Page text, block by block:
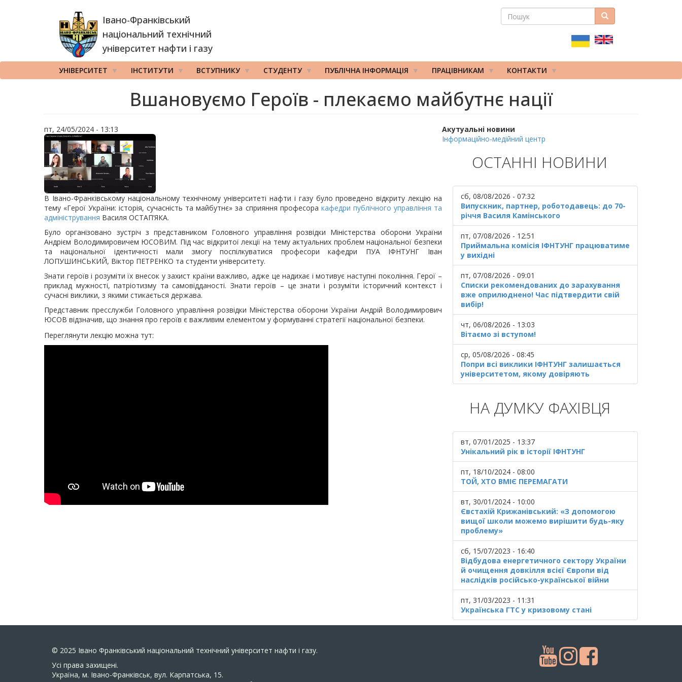
Івано-Франківський
національний технічний
університет нафти і газу
ПОШУКОВА
ПОШУК Пошук
УНІВЕРСИТЕТ ІНСТИТУТИ ВСТУПНИКУ СТУДЕНТУ ПУБЛІЧНА ІНФОРМАЦІЯ ПРАЦІВНИКАМ КОНТАКТИ
Вшановуємо Героїв - плекаємо майбутнє нації
пт, 24/05/2024 - 13:13
В Івано-Франківському національному технічному університеті нафти і газу було проведено відкриту лекцію на
тему «Герої України: історія, сучасність та майбутнє» за сприяння професора кафедри публічного управління та
адміністрування Василя ОСТАП’ЯКА.
Було організовано зустріч з представником Головного управління розвідки Міністерства оборони України
Андрієм Володимировичем ЮСОВИМ. Під час відкритої лекції на тему актуальних проблем національної безпеки
та національної ідентичності мали змогу поспілкуватися професори кафедри ПУА ІФНТУНГ Іван
ЛОПУШИНСЬКИЙ, Віктор ПЕТРЕНКО та студенти університету.
Знати героїв і розуміти їх внесок у захист країни важливо, адже це надихає і мотивує наступні покоління. Герої –
приклад мужності, патріотизму та самовідданості. Знати героїв – це знати і розуміти історичний контекст і
сучасні виклики, з якими стикається держава.
Представник пресслужби Головного управління розвідки Міністерства оборони України Андрій Володимирович
ЮСОВ відзначив, що знання про героїв є важливим елементом у формуванні стратегії національної безпеки.
Переглянути лекцію можна тут:
Акутуальні новини
Інформаційно-медійний центр
ОСТАННІ НОВИНИ
сб, 08/08/2026 - 07:32
Випускник, партнер, роботодавець: до 70-
річчя Василя Камінського
пт, 07/08/2026 - 12:51
Приймальна комісія ІФНТУНГ працюватиме
у вихідні
пт, 07/08/2026 - 09:01
Списки рекомендованих до зарахування
вже оприлюднено! Час підтвердити свій
вибір!
чт, 06/08/2026 - 13:03
Вітаємо зі вступом!
ср, 05/08/2026 - 08:45
Попри всі виклики ІФНТУНГ залишається
університетом, якому довіряють
НА ДУМКУ ФАХІВЦЯ
вт, 07/01/2025 - 13:37
Унікальний рік в історії ІФНТУНГ
пт, 18/10/2024 - 08:00
ТОЙ, ХТО ВМІЄ ПЕРЕМАГАТИ
вт, 30/01/2024 - 10:00
Євстахій Крижанівський: «З допомогою
вищої школи можемо вирішити будь-яку
проблему»
сб, 15/07/2023 - 16:40
Відбудова енергетичного сектору України
й очищення довкілля всієї Європи від
наслідків російсько-української війни
пт, 31/03/2023 - 11:31
Українська ГТС у кризовому стані
© 2025 Івано Франківський національний технічний університет нафти і газу.
Усi права захищенi.
Україна, м. Івано-Франківськ, вул. Карпатська, 15.